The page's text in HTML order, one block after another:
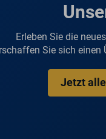
Erleben Sie die
Sie sich einen
Jetzt